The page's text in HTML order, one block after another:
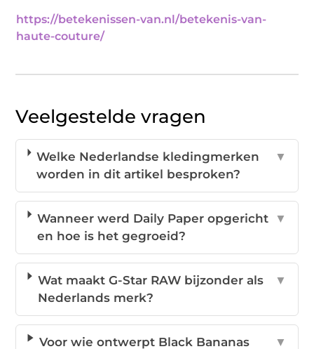
https://betekenissen-van.nl/betekenis-van-
haute-couture/
Veelgestelde vragen
Welke Nederlandse kledingmerken
worden in dit artikel besproken?
▼
Wanneer werd Daily Paper opgericht
en hoe is het gegroeid?
▼
Wat maakt G-Star RAW bijzonder als
Nederlands merk?
▼
Voor wie ontwerpt Black Bananas ▼